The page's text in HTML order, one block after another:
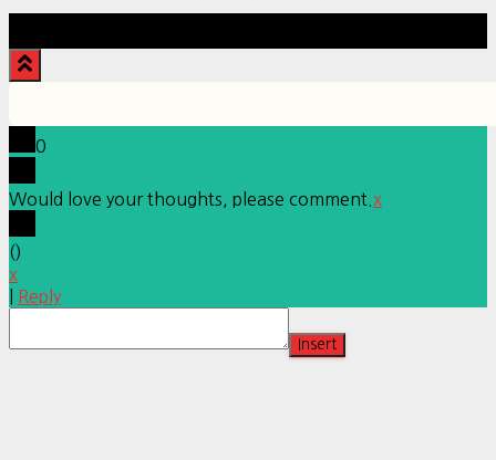
0
Would love your thoughts, please comment. x
()
x
Reply
Insert